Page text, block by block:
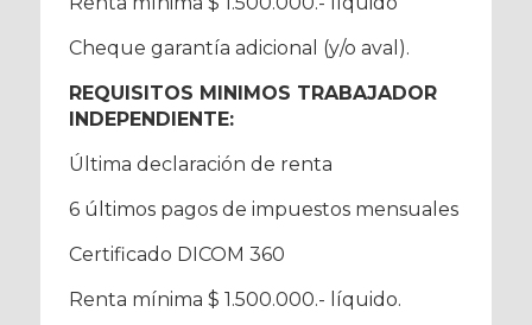
Cheque garantía adicional (y/o aval).
REQUISITOS MINIMOS TRABAJADOR
INDEPENDIENTE:
Última declaración de renta
6 últimos pagos de impuestos mensuales
Certificado DICOM 360
Renta mínima $ 1.500.000.- líquido.